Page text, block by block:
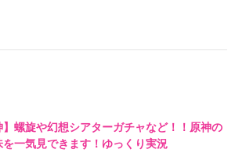
】螺旋や幻想シアターガチャなど！！原神の
を一気見できます！ゆっくり実況